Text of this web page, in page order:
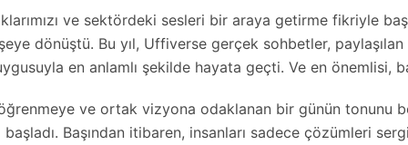
ve sektördeki sesleri bir araya getirme fikriyle
dönüştü. Bu yıl, Uffiverse gerçek sohbetler,
en anlamlı şekilde hayata geçti. Ve en önemlisi,
ve ortak vizyona odaklanan bir günün tonunu
Başından itibaren, insanları sadece çözümleri